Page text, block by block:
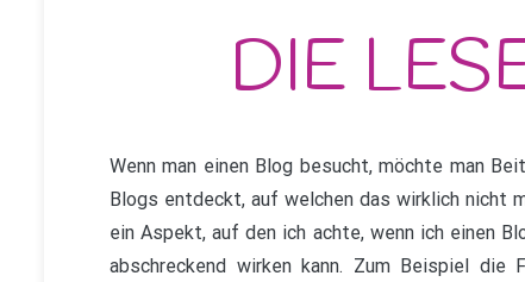
Wenn man einen Blog besucht, möchte man
Blogs entdeckt, auf welchen das wirklich nicht
ein Aspekt, auf den ich achte, wenn ich einen
abschreckend wirken kann. Zum Beispiel